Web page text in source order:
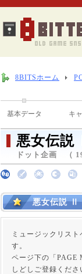
8BITSホーム
基本データ キ
悪女伝説
ドット企画 （
悪女伝説 Ⅱ
ミュージックリス
す。
ページ下の「PAGE
しどしご登録くだ